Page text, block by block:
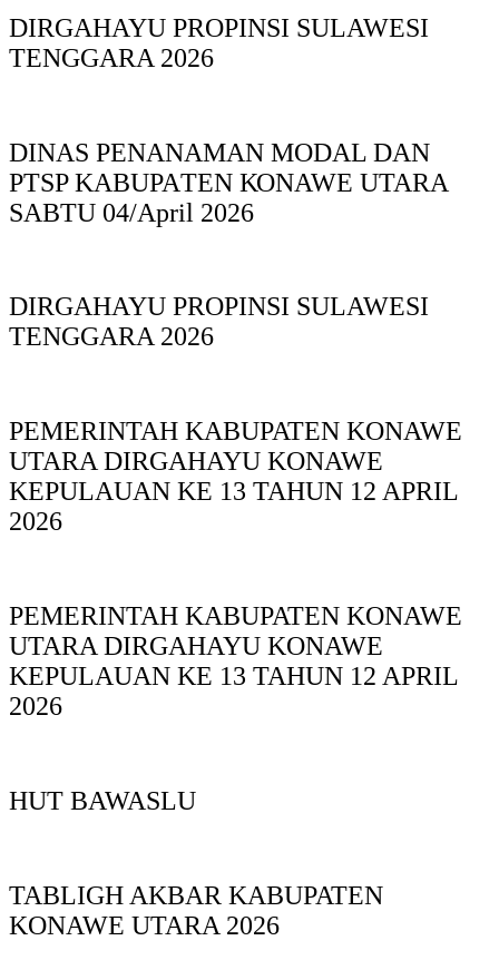
DIRGAHAYU PROPINSI SULAWESI
TENGGARA 2026
DINAS PΕΝΑΝΑΜAN MODAL DAN
PTSP KABUPAΤΕΝ ΚΟNAWE UTARA
SABTU 04/April 2026
DIRGAHAYU PROPINSI SULAWESI
TENGGARA 2026
PEMERINTAH KABUPATEN KONAWE
UTARA DIRGAHAYU KONAWE
KEPULAUAN KE 13 TAHUN 12 APRIL
2026
PEMERINTAH KABUPATEN KONAWE
UTARA DIRGAHAYU KONAWE
KEPULAUAN KE 13 TAHUN 12 APRIL
2026
HUT BAWASLU
TABLIGH AKBAR KABUPATEN
KONAWE UTARA 2026